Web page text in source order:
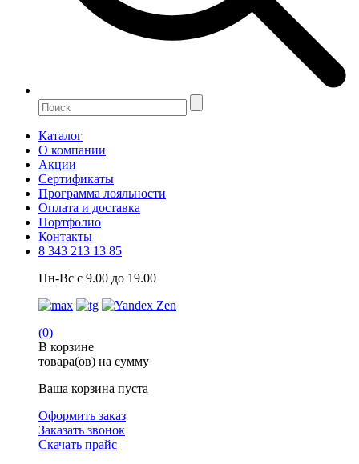
Каталог
О компании
Акции
Сертификаты
Программа лояльности
Оплата и доставка
Портфолио
Контакты
8 343 213 13 85
Пн-Вс с 9.00 до 19.00
(0)
В корзине
товара(ов) на сумму
Ваша корзина пуста
Оформить заказ
Заказать звонок
Скачать прайс